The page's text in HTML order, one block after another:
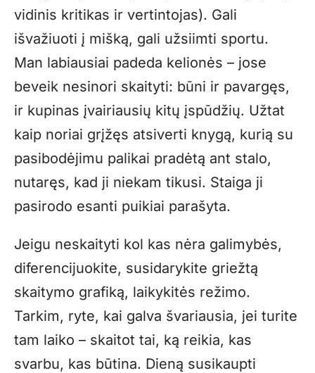
vidinis kritikas ir vertintojas). Gali
išvažiuoti į mišką, gali užsiimti sportu.
Man labiausiai padeda kelionės – jose
beveik nesinori skaityti: būni ir pavargęs,
ir kupinas įvairiausių kitų įspūdžių. Užtat
kaip noriai grįžęs atsiverti knygą, kurią su
pasibodėjimu palikai pradėtą ant stalo,
nutaręs, kad ji niekam tikusi. Staiga ji
pasirodo esanti puikiai parašyta.
Jeigu neskaityti kol kas nėra galimybės,
diferencijuokite, susidarykite griežtą
skaitymo grafiką, laikykitės režimo.
Tarkim, ryte, kai galva švariausia, jei turite
tam laiko – skaitot tai, ką reikia, kas
svarbu, kas būtina. Dieną susikaupti